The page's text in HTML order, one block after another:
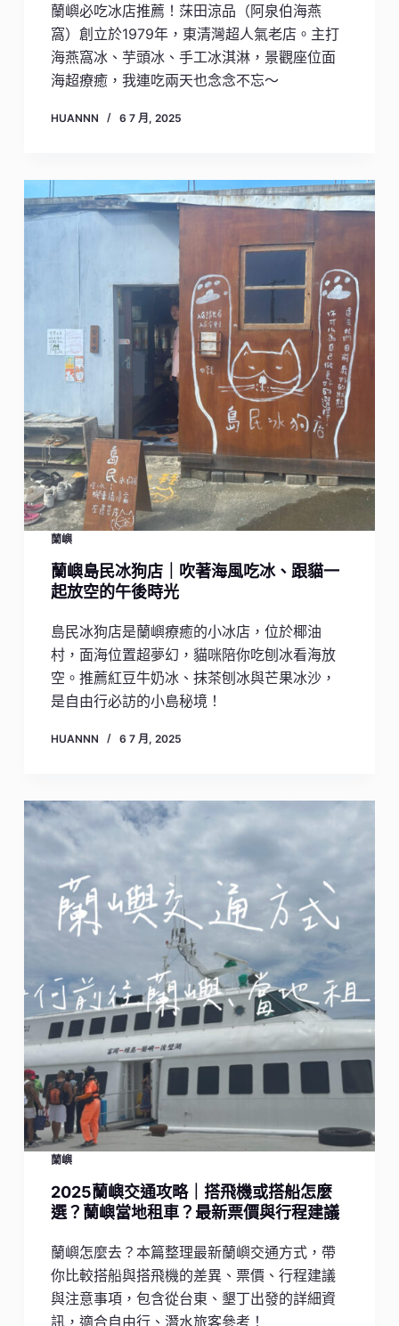
蘭嶼必吃冰店推薦！莯田涼品（阿泉伯海燕
窩）創立於1979年，東清灣超人氣老店。主打
海燕窩冰、芋頭冰、手工冰淇淋，景觀座位面
海超療癒，我連吃兩天也念念不忘～
HUANNN 6 7 月, 2025
蘭嶼
蘭嶼島民冰狗店｜吹著海風吃冰、跟貓一
起放空的午後時光
島民冰狗店是蘭嶼療癒的小冰店，位於椰油
村，面海位置超夢幻，貓咪陪你吃刨冰看海放
空。推薦紅豆牛奶冰、抹茶刨冰與芒果冰沙，
是自由行必訪的小島秘境！
HUANNN 6 7 月, 2025
蘭嶼
2025蘭嶼交通攻略｜搭飛機或搭船怎麼
選？蘭嶼當地租車？最新票價與行程建議
蘭嶼怎麼去？本篇整理最新蘭嶼交通方式，帶
你比較搭船與搭飛機的差異、票價、行程建議
與注意事項，包含從台東、墾丁出發的詳細資
訊，適合自由行、潛水旅客參考！